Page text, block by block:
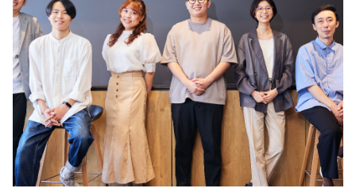
インタビュー
就活成功ガイド
リファレンス
プラン
個人向けプラン
法人向けプラン
学校向けプラン
再チャレンジ結果一覧
paiza times
note